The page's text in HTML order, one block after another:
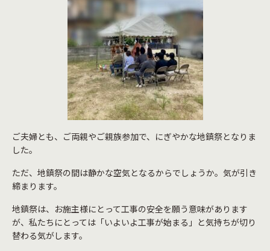
ご夫婦とも、ご両親やご親族参加で、にぎやかな地鎮祭となりま
した。
ただ、地鎮祭の間は静かな空気となるからでしょうか。気が引き
締まります。
地鎮祭は、お施主様にとって工事の安全を願う意味があります
が、私たちにとっては「いよいよ工事が始まる」と気持ちが切り
替わる気がします。